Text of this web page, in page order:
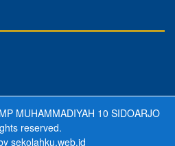
MUHAMMADIYAH 10 SIDOARJO
reserved.
sekolahku.web.id